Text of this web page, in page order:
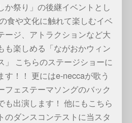
か祭り」の後継イベントとし
食や文化に触れて楽しむイベ
ージ、アトラクションなど大
も楽しめる「ながおかウィン
」 こちらのステージショーに
す！！ 更にはe-neccaが歌う
フェステーマソングのバック
も出演します！ 他にもこちら
のダンスコンテストに当スタ